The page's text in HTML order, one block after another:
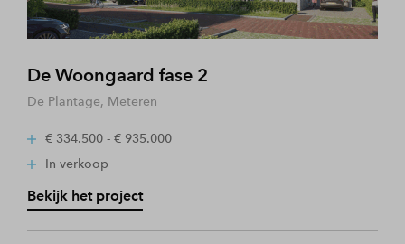
De Woongaard fase 2
De Plantage, Meteren
€ 334.500 - € 935.000
In verkoop
Bekijk het project